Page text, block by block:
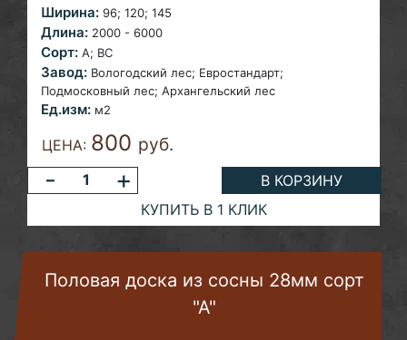
Ширина: 96; 120; 145
Длина: 2000 - 6000
Сорт: A; ВС
Завод: Вологодский лес; Евростандарт;
Подмосковный лес; Архангельский лес
Ед.изм: м2
ЦЕНА: 800 руб.
- +
В КОРЗИНУ
КУПИТЬ В 1 КЛИК
Половая доска из сосны 28мм сорт
"А"